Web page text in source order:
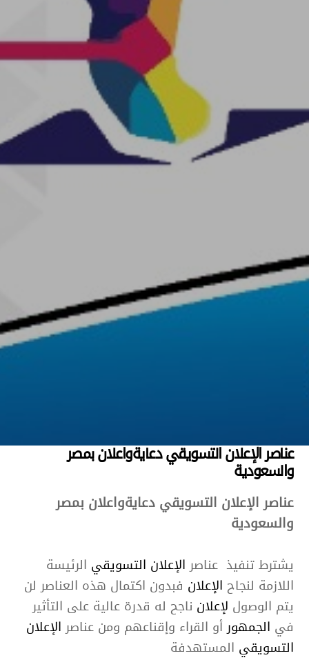
عناصر الإعلان التسويقي دعايةواعلان بمصر
والسعودية
عناصر الإعلان التسويقي دعايةواعلان بمصر
والسعودية
يشترط تنفيذ عناصر الإعلان التسويقي الرئيسة
اللازمة لنجاح الإعلان فبدون اكتمال هذه العناصر لن
يتم الوصول لإعلان ناجح له قدرة عالية على التأثير
في الجمهورأو القراء وإقناعهم ومن عناصر الإعلان
التسويقي المستهدفة